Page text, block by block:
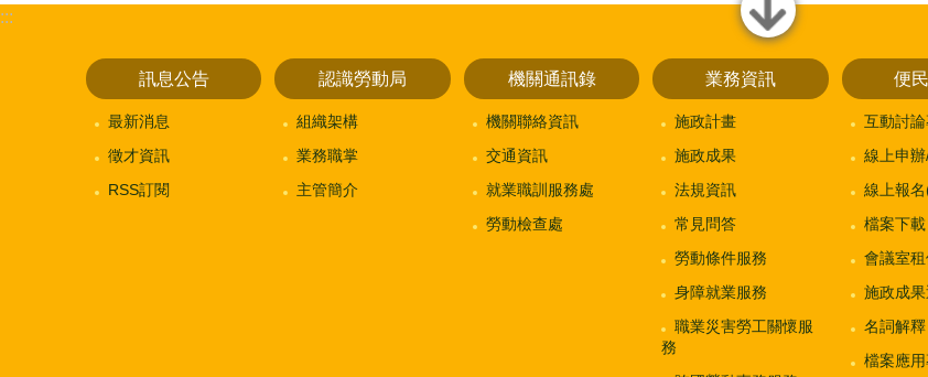
close
:::
訊息公告
最新消息
徵才資訊
RSS訂閱
認識勞動局
組織架構
業務職掌
主管簡介
機關通訊錄
機關聯絡資訊
交通資訊
就業職訓服務處
勞動檢查處
業務資訊
施政計畫
施政成果
法規資訊
常見問答
勞動條件服務
身障就業服務
職業災害勞工關懷服
務
便
互動討
線上申
線上報
檔案下載
會議室
施政成
名詞解釋
檔案應